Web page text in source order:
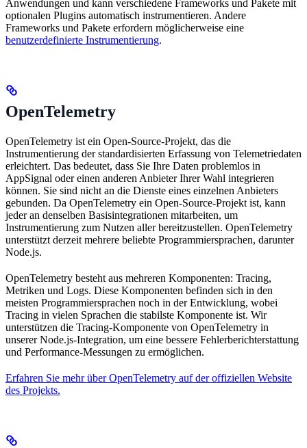
Anwendungen und kann verschiedene Frameworks und Pakete mit
optionalen Plugins automatisch instrumentieren. Andere
Frameworks und Pakete erfordern möglicherweise eine
benutzerdefinierte Instrumentierung.
OpenTelemetry
OpenTelemetry ist ein Open-Source-Projekt, das die
Instrumentierung der standardisierten Erfassung von Telemetriedaten
erleichtert. Das bedeutet, dass Sie Ihre Daten problemlos in
AppSignal oder einen anderen Anbieter Ihrer Wahl integrieren
können. Sie sind nicht an die Dienste eines einzelnen Anbieters
gebunden. Da OpenTelemetry ein Open-Source-Projekt ist, kann
jeder an denselben Basisintegrationen mitarbeiten, um
Instrumentierung zum Nutzen aller bereitzustellen. OpenTelemetry
unterstützt derzeit mehrere beliebte Programmiersprachen, darunter
Node.js.
OpenTelemetry besteht aus mehreren Komponenten: Tracing,
Metriken und Logs. Diese Komponenten befinden sich in den
meisten Programmiersprachen noch in der Entwicklung, wobei
Tracing in vielen Sprachen die stabilste Komponente ist. Wir
unterstützen die Tracing-Komponente von OpenTelemetry in
unserer Node.js-Integration, um eine bessere Fehlerberichterstattung
und Performance-Messungen zu ermöglichen.
Erfahren Sie mehr über OpenTelemetry auf der offiziellen Website
des Projekts.